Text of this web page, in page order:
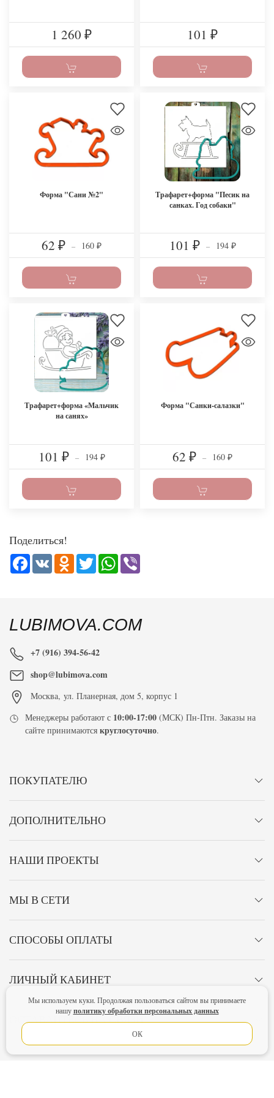
1 260 ₽ 101 ₽
Форма "Сани №2"
62 ₽ – 160 ₽
Трафарет+форма "Песик на
санках. Год собаки"
101 ₽ – 194 ₽
Трафарет+форма «Мальчик
на санях»
101 ₽ – 194 ₽
Форма "Санки-салазки"
62 ₽ – 160 ₽
Поделиться!
Facebook
VK Odnoklassniki
TwitterWhatsApp
LUBIMOVA.COM
+7 (916) 394-56-42
shop@lubimova.com
Москва, ул. Планерная, дом 5, корпус 1
Менеджеры работают с 10:00-17:00 (МСК) Пн-Птн. Заказы на
сайте принимаютсякруглосуточно.
ПОКУПАТЕЛЮ
ДОПОЛНИТЕЛЬНО
НАШИ ПРОЕКТЫ
МЫ В СЕТИ
СПОСОБЫ ОПЛАТЫ
ЛИЧНЫЙ КАБИНЕТ
ОСТАВАЙТЕСЬ НА СВЯЗИ!
Мы используем куки. Продолжая пользоваться сайтом вы принимаете
нашуполитику обработки персональных данных
ОК